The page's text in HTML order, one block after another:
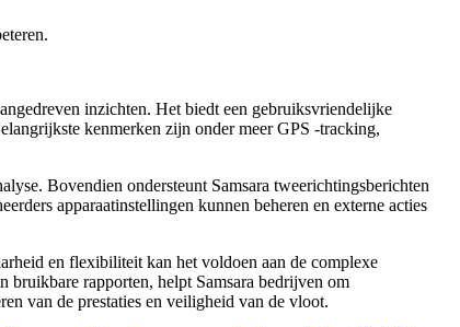
inzichten. Het biedt een gebruiksvriendelijke
kenmerken zijn onder meer GPS -tracking,
Bovendien ondersteunt Samsara tweerichtingsberichten
apparaatinstellingen kunnen beheren en externe acties
en flexibiliteit kan het voldoen aan de complexe
bruikbare rapporten, helpt Samsara bedrijven om
van de prestaties en veiligheid van de vloot.